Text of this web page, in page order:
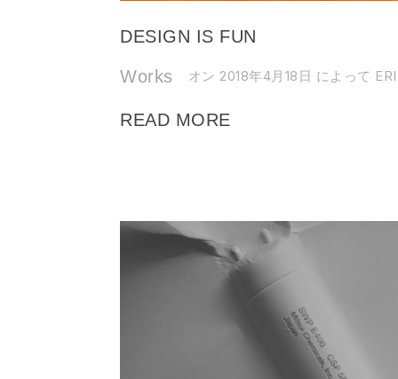
DESIGN IS FUN
Works オン 2018年4月18日 によって
READ MORE